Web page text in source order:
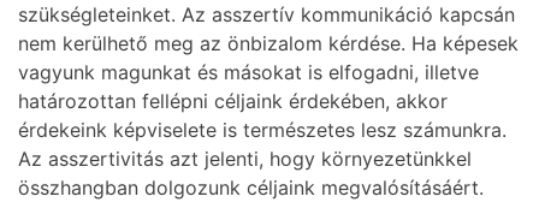
szükségleteinket. Az asszertív kommunikáció kapcsán
nem kerülhető meg az önbizalom kérdése. Ha képesek
vagyunk magunkat és másokat is elfogadni, illetve
határozottan fellépni céljaink érdekében, akkor
érdekeink képviselete is természetes lesz számunkra.
Az asszertivitás azt jelenti, hogy környezetünkkel
összhangban dolgozunk céljaink megvalósításáért.